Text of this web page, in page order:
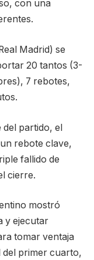
con una
Madrid) se
20 tantos (3-
7 rebotes,
del partido, el
rebote clave,
fallido de
cierre.
mostró
y ejecutar
tomar ventaja
del primer cuarto,